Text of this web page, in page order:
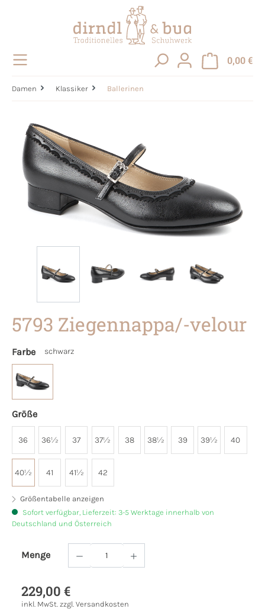
0,00 €
Damen Klassiker Ballerinen
5793 Ziegennappa/-velour
Farbe schwarz
Größe
36 36½ 37 37½ 38 38½ 39 39½ 40
40½ 41 41½ 42
Größentabelle anzeigen
Sofort verfügbar, Lieferzeit: 3-5 Werktage innerhalb von
Deutschland und Österreich
Menge
Produkt Anzahl: Gib den gewünschten
229,00 €
inkl. MwSt. zzgl. Versandkosten